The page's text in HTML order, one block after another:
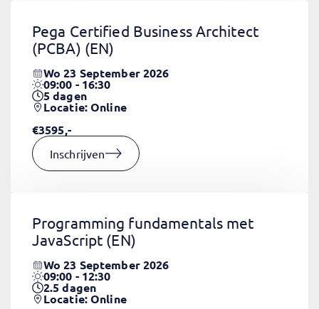
Pega Certified Business Architect
(PCBA) (EN)
Wo 23 September 2026
09:00 - 16:30
5dagen
Locatie: Online
€3595,-
Inschrijven
Programming fundamentals met
JavaScript (EN)
Wo 23 September 2026
09:00 - 12:30
2.5dagen
Locatie: Online